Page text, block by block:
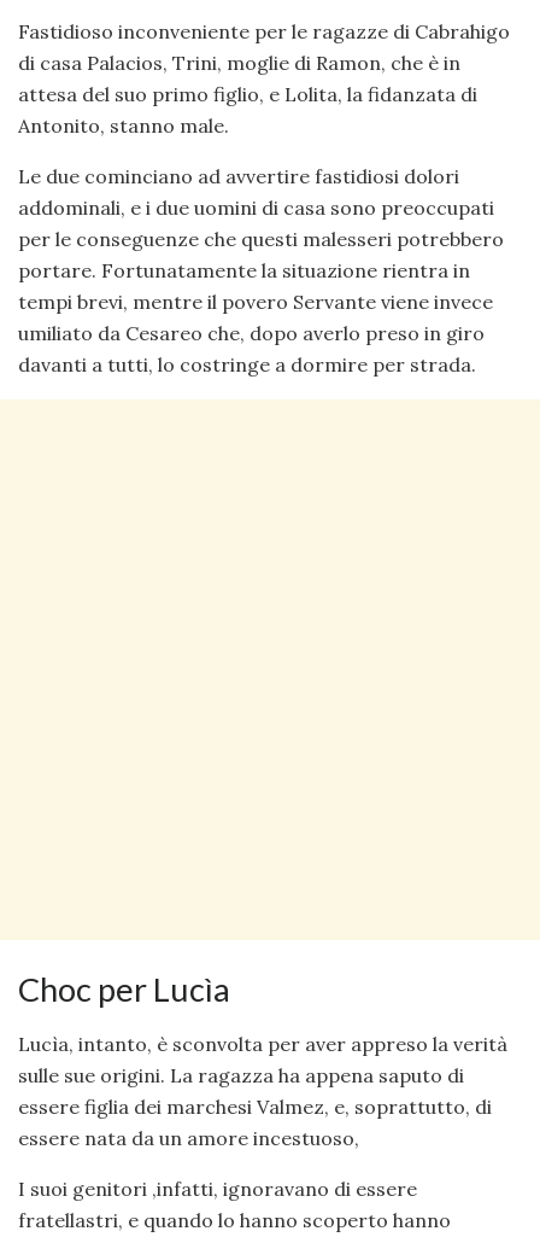
Fastidioso inconveniente per le ragazze di Cabrahigo
di casa Palacios, Trini, moglie di Ramon, che è in
attesa del suo primo figlio, e Lolita, la fidanzata di
Antonito, stanno male.
Le due cominciano ad avvertire fastidiosi dolori
addominali, e i due uomini di casa sono preoccupati
per le conseguenze che questi malesseri potrebbero
portare. Fortunatamente la situazione rientra in
tempi brevi, mentre il povero Servante viene invece
umiliato da Cesareo che, dopo averlo preso in giro
davanti a tutti, lo costringe a dormire per strada.
Choc per Lucìa
Lucìa, intanto, è sconvolta per aver appreso la verità
sulle sue origini. La ragazza ha appena saputo di
essere figlia dei marchesi Valmez, e, soprattutto, di
essere nata da un amore incestuoso,
I suoi genitori ,infatti, ignoravano di essere
fratellastri, e quando lo hanno scoperto hanno